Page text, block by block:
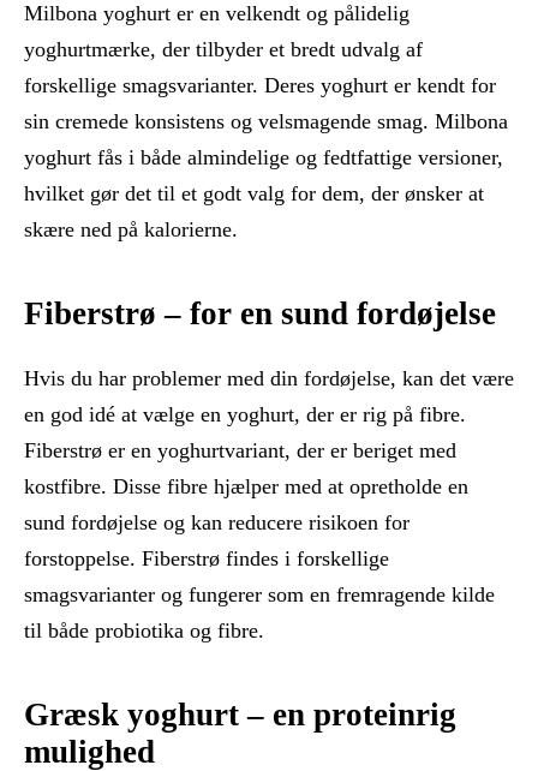
Milbona yoghurt er en velkendt og pålidelig
yoghurtmærke, der tilbyder et bredt udvalg af
forskellige smagsvarianter. Deres yoghurt er kendt for
sin cremede konsistens og velsmagende smag. Milbona
yoghurt fås i både almindelige og fedtfattige versioner,
hvilket gør det til et godt valg for dem, der ønsker at
skære ned på kalorierne.
Fiberstrø – for en sund fordøjelse
Hvis du har problemer med din fordøjelse, kan det være
en god idé at vælge en yoghurt, der er rig på fibre.
Fiberstrø er en yoghurtvariant, der er beriget med
kostfibre. Disse fibre hjælper med at opretholde en
sund fordøjelse og kan reducere risikoen for
forstoppelse. Fiberstrø findes i forskellige
smagsvarianter og fungerer som en fremragende kilde
til både probiotika og fibre.
Græsk yoghurt – en proteinrig
mulighed